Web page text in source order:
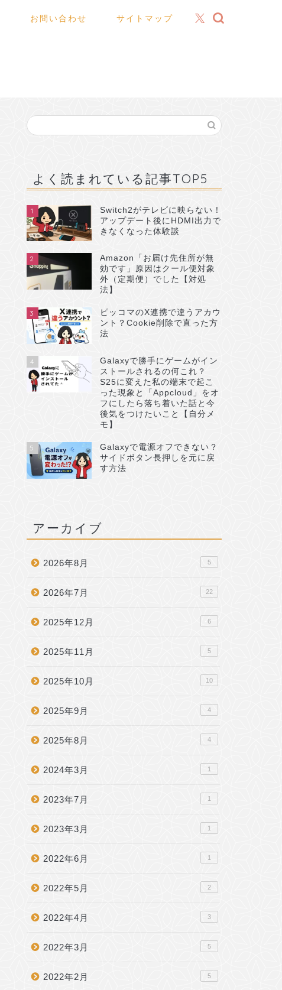
お問い合わせ サイトマップ
よく読まれている記事TOP5
1
Switch2がテレビに映らない！
アップデート後にHDMI出力で
きなくなった体験談
2
Amazon「お届け先住所が無
効です」原因はクール便対象
外（定期便）でした【対処
法】
3
ピッコマのX連携で違うアカウ
ント？Cookie削除で直った方
法
4
Galaxyで勝手にゲームがイン
ストールされるの何これ？
S25に変えた私の端末で起こ
った現象と「Appcloud」をオ
フにしたら落ち着いた話と今
後気をつけたいこと【自分メ
モ】
5
Galaxyで電源オフできない？
サイドボタン長押しを元に戻
す方法
アーカイブ
2026年8月 5
2026年7月 22
2025年12月 6
2025年11月 5
2025年10月 10
2025年9月 4
2025年8月 4
2024年3月 1
2023年7月 1
2023年3月 1
2022年6月 1
2022年5月 2
2022年4月 3
2022年3月 5
2022年2月 5